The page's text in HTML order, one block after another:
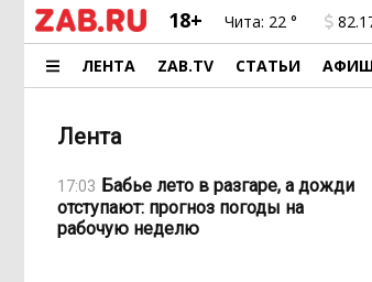
18+ Чита: 22 °
ЛЕНТА ZAB.TV СТАТЬИ
Лента
17:03 Бабье лето в разгаре, а дожди
отступают: прогноз погоды на
рабочую неделю